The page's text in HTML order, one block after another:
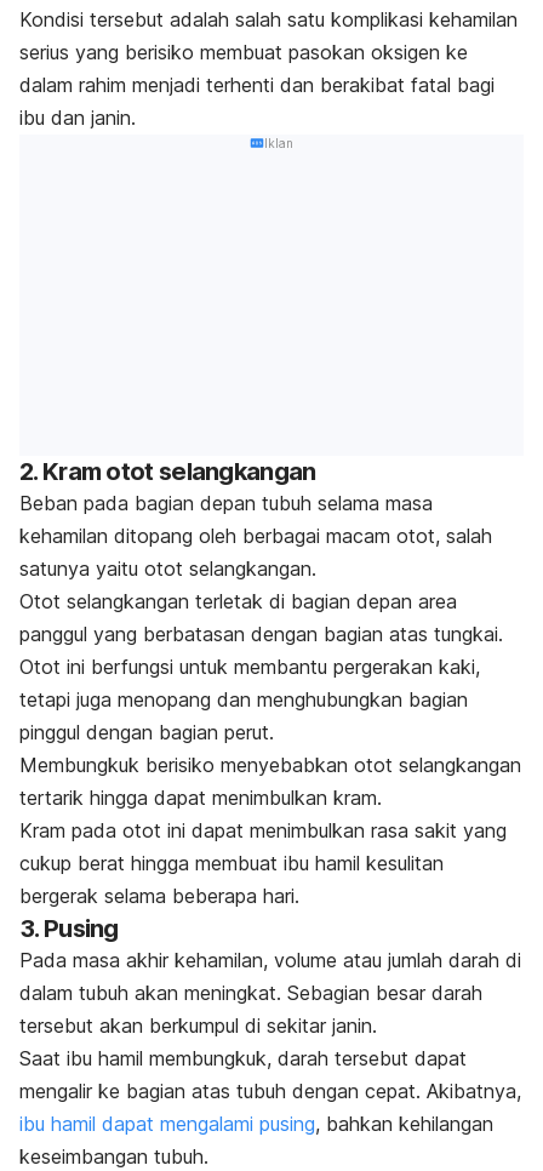
Kondisi tersebut adalah salah satu komplikasi kehamilan
serius yang berisiko membuat pasokan oksigen ke
dalam rahim menjadi terhenti dan berakibat fatal bagi
ibu dan janin.
Iklan
2. Kram otot selangkangan
Beban pada bagian depan tubuh selama masa
kehamilan ditopang oleh berbagai macam otot, salah
satunya yaitu otot selangkangan.
Otot selangkangan terletak di bagian depan area
panggul yang berbatasan dengan bagian atas tungkai.
Otot ini berfungsi untuk membantu pergerakan kaki,
tetapi juga menopang dan menghubungkan bagian
pinggul dengan bagian perut.
Membungkuk berisiko menyebabkan otot selangkangan
tertarik hingga dapat menimbulkan kram.
Kram pada otot ini dapat menimbulkan rasa sakit yang
cukup berat hingga membuat ibu hamil kesulitan
bergerak selama beberapa hari.
3. Pusing
Pada masa akhir kehamilan, volume atau jumlah darah di
dalam tubuh akan meningkat. Sebagian besar darah
tersebut akan berkumpul di sekitar janin.
Saat ibu hamil membungkuk, darah tersebut dapat
mengalir ke bagian atas tubuh dengan cepat. Akibatnya,
ibu hamil dapat mengalami pusing, bahkan kehilangan
keseimbangan tubuh.